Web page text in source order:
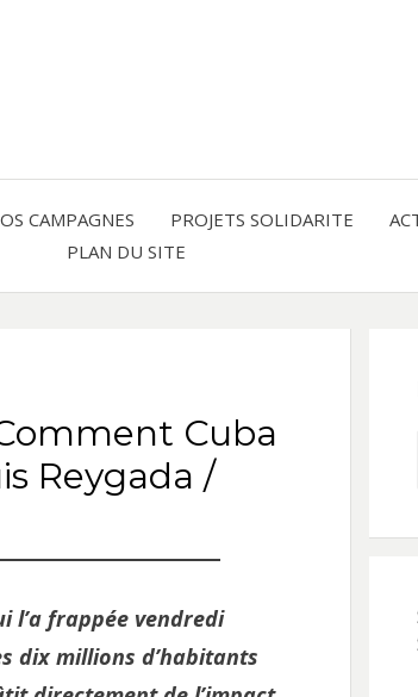
CAMPAGNES PROJETS SOLIDARITE
PLAN DU SITE
Cuba
Reygada /
l’a frappée vendredi
dix millions d’habitants